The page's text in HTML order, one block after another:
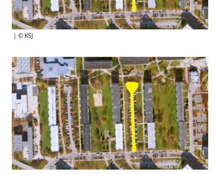
| © KSJ